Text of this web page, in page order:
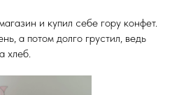
и купил себе гору конфет.
а потом долго грустил, ведь
хлеб.